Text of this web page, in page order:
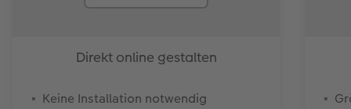
Direkt online gestalten
Keine Installation notwendig